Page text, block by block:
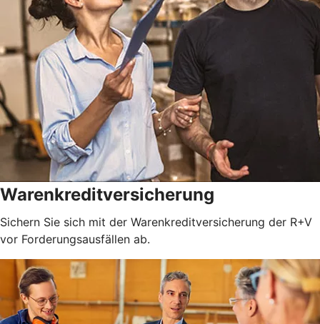
Warenkreditversicherung
Sichern Sie sich mit der Warenkreditversicherung der R+V
vor Forderungsausfällen ab.